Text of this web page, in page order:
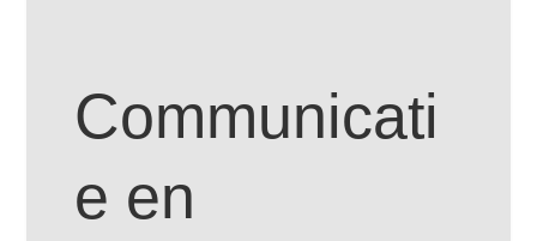
Communicati
e en